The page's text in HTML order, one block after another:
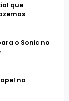
que
o Sonic no
na